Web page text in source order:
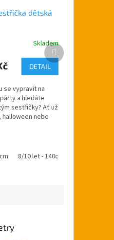
dětská
Skladem
DETAIL
se vypravit na
a hledáte
sestřičky? Ať už
halloween nebo
8/10 let - 140cm
Další
produkt